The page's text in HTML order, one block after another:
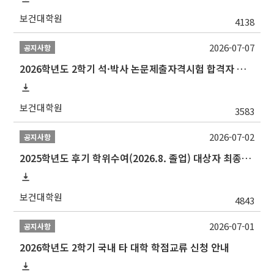
보건대학원 4138
공지사항
2026학년도 2학기 석·박사 논문제출자격시험 합격자 공고(TSQ Exam Result)
보건대학원 3583
2026-07-07
공지사항
2025학년도 후기 학위수여(2026.8. 졸업) 대상자 최종인준 논문 제출 안내
보건대학원 4843
2026-07-02
공지사항
2026학년도 2학기 국내 타 대학 학점교류 신청 안내
2026-07-01